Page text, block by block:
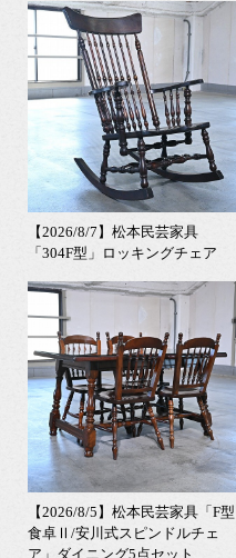
【2026/8/7】松本民芸家具
「304F型」ロッキングチェア
【2026/8/5】松本民芸家具「F型
食卓Ⅱ/安川式スピンドルチェ
ア」ダイニング5点セット